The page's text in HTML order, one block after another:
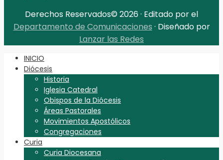
Derechos Reservados© 2026 · Editado por el
Departamento de Comunicaciones · Diseñado por
Lanzar las Redes
INICIO
Diócesis
Historia
Iglesia Catedral
Obispos de la Diócesis
Áreas Pastorales
Movimientos Apostólicos
Congregaciones
Curia
Curia Diocesana